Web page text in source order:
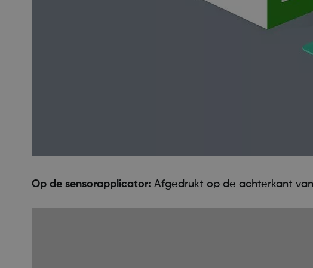
Op de sensorapplicator: Afgedrukt op de achterkant